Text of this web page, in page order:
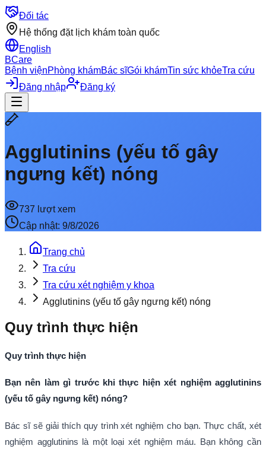
Đối tác
Hệ thống đặt lịch khám toàn quốc
English
BCare
Bệnh việnPhòng khámBác sĩGói khámTin sức khỏeTra cứu
Đăng nhập
Đăng ký
Agglutinins (yếu tố gây
ngưng kết) nóng
737 lượt xem
Cập nhật: 9/8/2026
Trang chủ
Tra cứu
Tra cứu xét nghiệm y khoa
Agglutinins (yếu tố gây ngưng kết) nóng
Quy trình thực hiện
Quy trình thực hiện
Bạn nên làm gì trước khi thực hiện xét nghiệm agglutinins
(yếu tố gây ngưng kết) nóng?
Bác sĩ sẽ giải thích quy trình xét nghiệm cho bạn. Thực chất, xét
nghiệm agglutinins là một loại xét nghiệm máu. Bạn không cần